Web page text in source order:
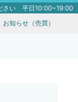
さい 平日10:00~19:00
お知らせ（売買）